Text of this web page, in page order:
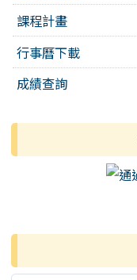
課程計畫
行事曆下載
成績查詢
右邊區域內容